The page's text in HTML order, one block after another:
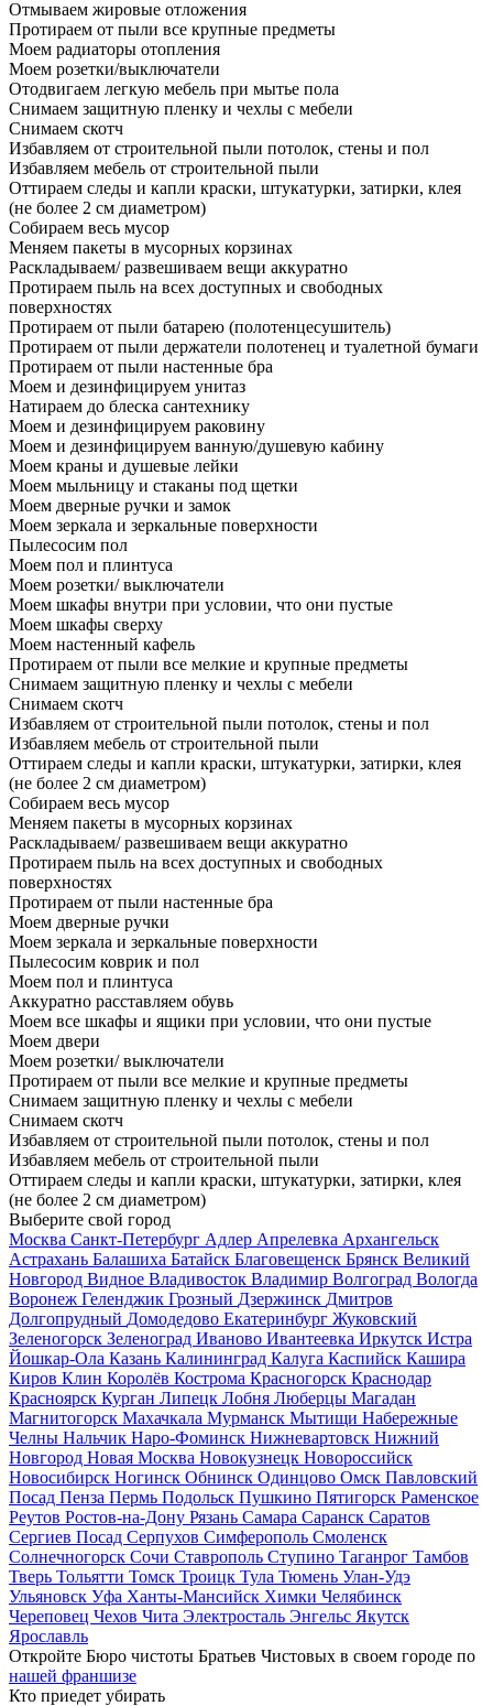
Отмываем жировые отложения
Протираем от пыли все крупные предметы
Моем радиаторы отопления
Моем розетки/выключатели
Отодвигаем легкую мебель при мытье пола
Снимаем защитную пленку и чехлы с мебели
Снимаем скотч
Избавляем от строительной пыли потолок, стены и пол
Избавляем мебель от строительной пыли
Оттираем следы и капли краски, штукатурки, затирки, клея
(не более 2 см диаметром)
Собираем весь мусор
Меняем пакеты в мусорных корзинах
Раскладываем/ развешиваем вещи аккуратно
Протираем пыль на всех доступных и свободных
поверхностях
Протираем от пыли батарею (полотенцесушитель)
Протираем от пыли держатели полотенец и туалетной бумаги
Протираем от пыли настенные бра
Моем и дезинфицируем унитаз
Натираем до блеска сантехнику
Моем и дезинфицируем раковину
Моем и дезинфицируем ванную/душевую кабину
Моем краны и душевые лейки
Моем мыльницу и стаканы под щетки
Моем дверные ручки и замок
Моем зеркала и зеркальные поверхности
Пылесосим пол
Моем пол и плинтуса
Моем розетки/ выключатели
Моем шкафы внутри при условии, что они пустые
Моем шкафы сверху
Моем настенный кафель
Протираем от пыли все мелкие и крупные предметы
Снимаем защитную пленку и чехлы с мебели
Снимаем скотч
Избавляем от строительной пыли потолок, стены и пол
Избавляем мебель от строительной пыли
Оттираем следы и капли краски, штукатурки, затирки, клея
(не более 2 см диаметром)
Собираем весь мусор
Меняем пакеты в мусорных корзинах
Раскладываем/ развешиваем вещи аккуратно
Протираем пыль на всех доступных и свободных
поверхностях
Протираем от пыли настенные бра
Моем дверные ручки
Моем зеркала и зеркальные поверхности
Пылесосим коврик и пол
Моем пол и плинтуса
Аккуратно расставляем обувь
Моем все шкафы и ящики при условии, что они пустые
Моем двери
Моем розетки/ выключатели
Протираем от пыли все мелкие и крупные предметы
Снимаем защитную пленку и чехлы с мебели
Снимаем скотч
Избавляем от строительной пыли потолок, стены и пол
Избавляем мебель от строительной пыли
Оттираем следы и капли краски, штукатурки, затирки, клея
(не более 2 см диаметром)
Выберите свой город
Москва Санкт-Петербург Адлер Апрелевка Архангельск
Астрахань Балашиха Батайск Благовещенск Брянск Великий
Новгород Видное Владивосток Владимир Волгоград Вологда
Воронеж Геленджик Грозный Дзержинск Дмитров
Долгопрудный Домодедово Екатеринбург Жуковский
Зеленогорск Зеленоград Иваново Ивантеевка Иркутск Истра
Йошкар-Ола Казань Калининград Калуга Каспийск Кашира
Киров Клин Королёв Кострома Красногорск Краснодар
Красноярск Курган Липецк Лобня Люберцы Магадан
Магнитогорск Махачкала Мурманск Мытищи Набережные
Челны Нальчик Наро-Фоминск Нижневартовск Нижний
Новгород Новая Москва Новокузнецк Новороссийск
Новосибирск Ногинск Обнинск Одинцово Омск Павловский
Посад Пенза Пермь Подольск Пушкино Пятигорск Раменское
Реутов Ростов-на-Дону Рязань Самара Саранск Саратов
Сергиев Посад Серпухов Симферополь Смоленск
Солнечногорск Сочи Ставрополь Ступино Таганрог Тамбов
Тверь Тольятти Томск Троицк Тула Тюмень Улан-Удэ
Ульяновск Уфа Ханты-Мансийск Химки Челябинск
Череповец Чехов Чита Электросталь Энгельс Якутск
Ярославль
Откройте Бюро чистоты Братьев Чистовых в своем городе по
нашей франшизе
Кто приедет убирать